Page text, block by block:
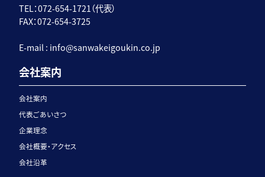
TEL：072-654-1721（代表）
FAX：072-654-3725
E-mail : info@sanwakeigoukin.co.jp
会社案内
会社案内
代表ごあいさつ
企業理念
会社概要・アクセス
会社沿革